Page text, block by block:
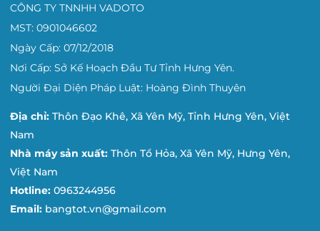
CÔNG TY TNNHH VADOTO
MST: 0901046602
Ngày Cấp: 07/12/2018
Nơi Cấp: Sở Kế Hoạch Đầu Tư Tỉnh Hưng Yên.
Người Đại Diện Pháp Luật: Hoàng Đình Thuyên
Địa chỉ: Thôn Đạo Khê, Xã Yên Mỹ, Tỉnh Hưng Yên, Việt
Nam
Nhà máy sản xuất: Thôn Tổ Hỏa, Xã Yên Mỹ, Hưng Yên,
Việt Nam
Hotline: 0963244956
Email: bangtot.vn@gmail.com